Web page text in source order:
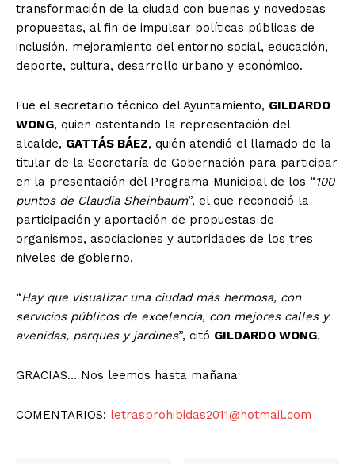
transformación de la ciudad con buenas y novedosas
propuestas, al fin de impulsar políticas públicas de
inclusión, mejoramiento del entorno social, educación,
deporte, cultura, desarrollo urbano y económico.
Fue el secretario técnico del Ayuntamiento, GILDARDO
WONG, quien ostentando la representación del
alcalde, GATTÁS BÁEZ, quién atendió el llamado de la
titular de la Secretaría de Gobernación para participar
en la presentación del Programa Municipal de los “100
puntos de Claudia Sheinbaum”, el que reconoció la
participación y aportación de propuestas de
organismos, asociaciones y autoridades de los tres
niveles de gobierno.
“Hay que visualizar una ciudad más hermosa, con
servicios públicos de excelencia, con mejores calles y
avenidas, parques y jardines”, citó GILDARDO WONG.
GRACIAS… Nos leemos hasta mañana
COMENTARIOS: letrasprohibidas2011@hotmail.com